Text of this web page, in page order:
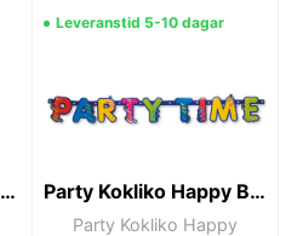
Macis Polar White 2 i 1 leksak och ballongvikt, 11 cm
Leveranstid 5-10 dagar
Party Kokliko Happy Birthday Time-skylt
Party Kokliko Happy